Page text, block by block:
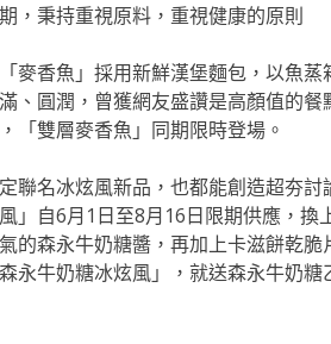
，秉持重視原料，重視健康的原則
麥香魚」採用新鮮漢堡麵包，以魚
、圓潤，曾獲網友盛讚是高顏值的
「雙層麥香魚」同期限時登場。
聯名冰炫風新品，也都能創造超夯
」自6月1日至8月16日限期供應，換
的森永牛奶糖醬，再加上卡滋餅乾
永牛奶糖冰炫風」，就送森永牛奶